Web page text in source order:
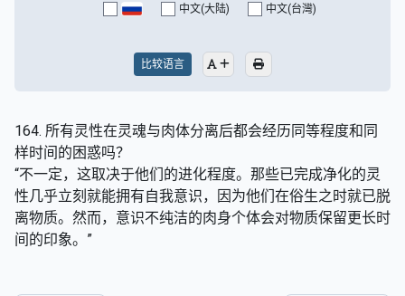
中文(大陆) 中文(台灣)
比较语言
164. 所有灵性在灵魂与肉体分离后都会经历同等程度和同
样时间的困惑吗？
“不一定，这取决于他们的进化程度。那些已完成净化的灵
性几乎立刻就能拥有自我意识，因为他们在俗生之时就已脱
离物质。然而，意识不纯洁的肉身个体会对物质保留更长时
间的印象。”